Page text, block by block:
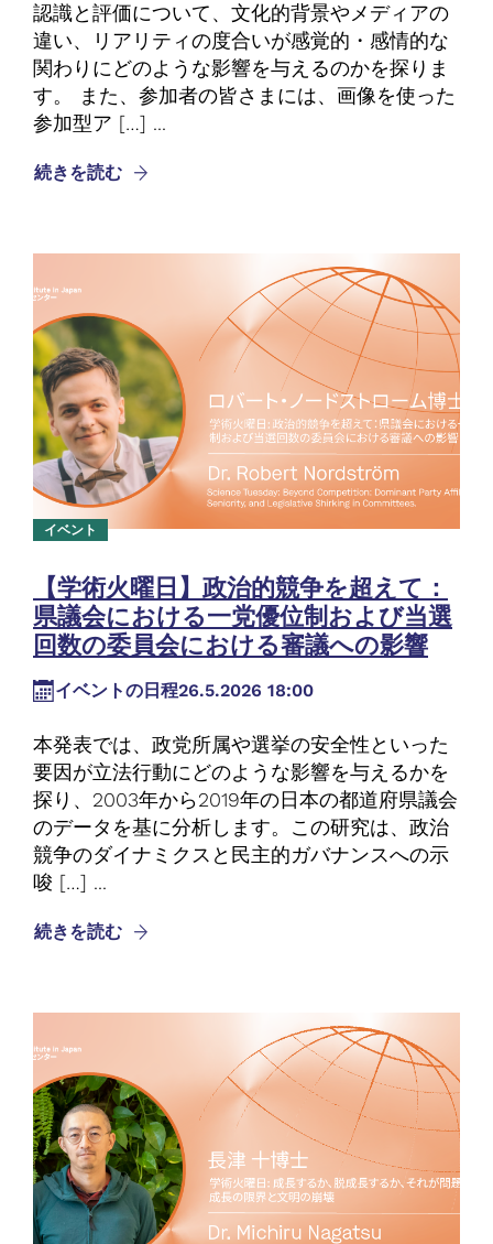
認識と評価について、文化的背景やメディアの
違い、リアリティの度合いが感覚的・感情的な
関わりにどのような影響を与えるのかを探りま
す。 また、参加者の皆さまには、画像を使った
参加型ア […] ...
続きを読む
イベント
【学術火曜日】政治的競争を超えて：
県議会における一党優位制および当選
回数の委員会における審議への影響
イベントの日程26.5.2026 18:00
本発表では、政党所属や選挙の安全性といった
要因が立法行動にどのような影響を与えるかを
探り、2003年から2019年の日本の都道府県議会
のデータを基に分析します。この研究は、政治
競争のダイナミクスと民主的ガバナンスへの示
唆 […] ...
続きを読む